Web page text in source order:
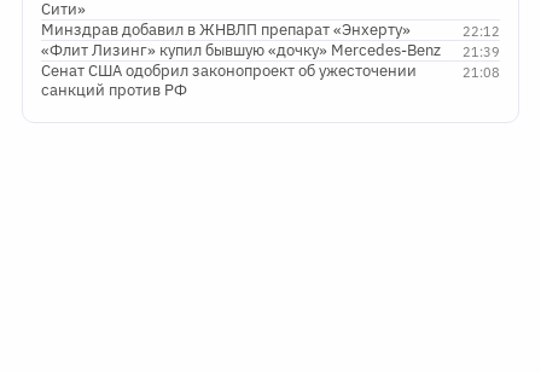
Сити»
22:12
Минздрав добавил в ЖНВЛП препарат «Энхерту»
21:39
«Флит Лизинг» купил бывшую «дочку» Mercedes-Benz
21:08
Сенат США одобрил законопроект об ужесточении
санкций против РФ